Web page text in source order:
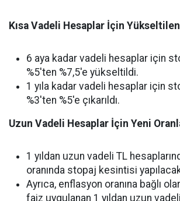
Kısa Vadeli Hesaplar İçin
6 aya kadar vadeli hesaplar için
%5'ten %7,5'e yükseltildi.
1 yıla kadar vadeli hesaplar için
%3'ten %5'e çıkarıldı.
Uzun Vadeli Hesaplar İçin Yeni
1 yıldan uzun vadeli TL
oranında stopaj kesintisi
Ayrıca, enflasyon oranına bağlı
faiz uygulanan 1 yıldan uzun